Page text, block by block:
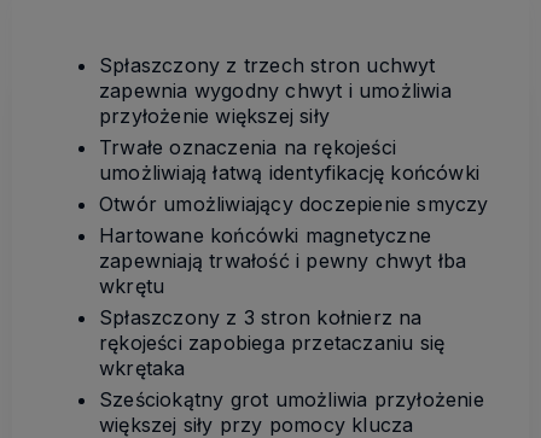
Spłaszczony z trzech stron uchwyt
zapewnia wygodny chwyt i umożliwia
przyłożenie większej siły
Trwałe oznaczenia na rękojeści
umożliwiają łatwą identyfikację końcówki
Otwór umożliwiający doczepienie smyczy
Hartowane końcówki magnetyczne
zapewniają trwałość i pewny chwyt łba
wkrętu
Spłaszczony z 3 stron kołnierz na
rękojeści zapobiega przetaczaniu się
wkrętaka
Sześciokątny grot umożliwia przyłożenie
większej siły przy pomocy klucza